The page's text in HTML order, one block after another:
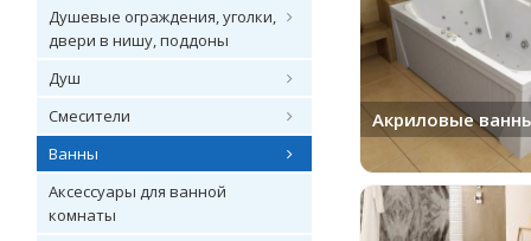
Акриловые
Душевые ограждения, уголки,
двери в нишу, поддоны
Душ
Смесители
Ванны
Аксессуары для ванной
комнаты